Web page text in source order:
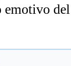
emotivo